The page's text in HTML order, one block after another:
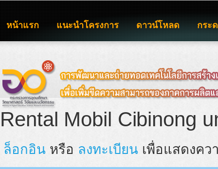
หน้าแรก แนะนำโครงการ ดาวน์โหลด กระ
Rental Mobil Cibinong
ล็อกอิน หรือ ลงทะเบียน เพื่อแสดงคว